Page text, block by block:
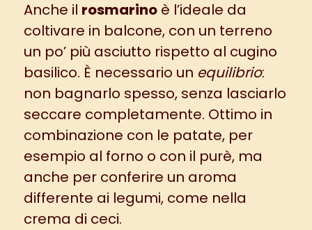
Anche il rosmarinoè l’ideale da
coltivare in balcone, con un terreno
un po’ più asciutto rispetto al cugino
basilico. È necessario un equilibrio:
non bagnarlo spesso, senza lasciarlo
seccare completamente. Ottimo in
combinazione con le patate, per
esempio al forno o con il purè, ma
anche per conferire un aroma
differente ai legumi, come nella
crema di ceci.